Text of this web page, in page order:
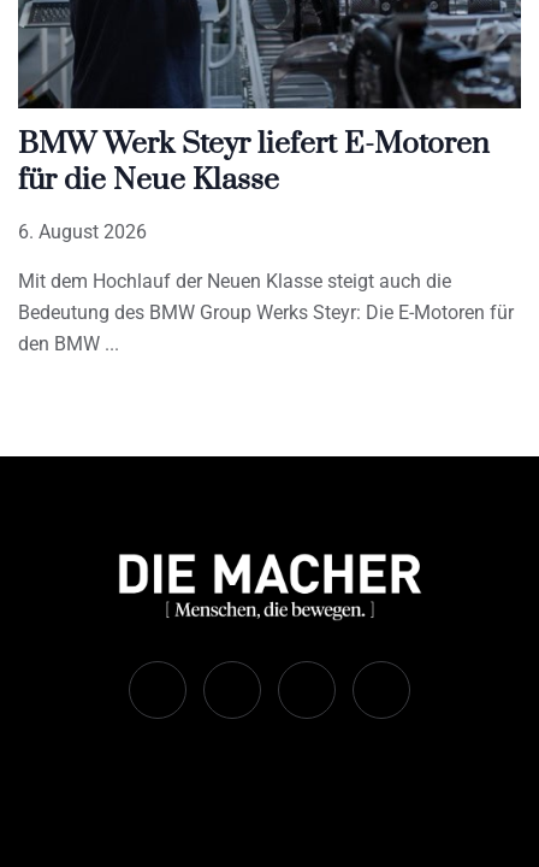
BMW Werk Steyr liefert E-Motoren
für die Neue Klasse
6. August 2026
Mit dem Hochlauf der Neuen Klasse steigt auch die
Bedeutung des BMW Group Werks Steyr: Die E-Motoren für
den BMW